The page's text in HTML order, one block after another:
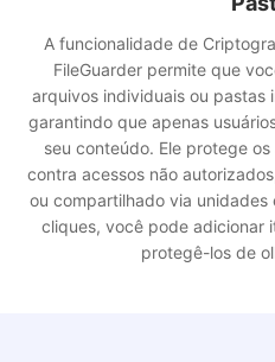
O FileGuarder permite que
flash USB inteiras ou discos
muito simples. Seja para
documentos de trabalho ou
criptografia de arquivos
USB, impedindo o acesso não
roubado. Uma vez
com a senha correta e